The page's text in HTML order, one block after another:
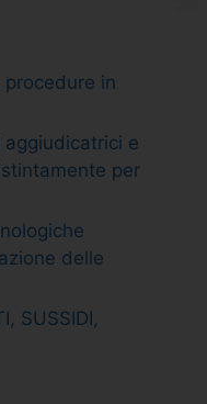
procedure in
e
per
delle
SUSSIDI,